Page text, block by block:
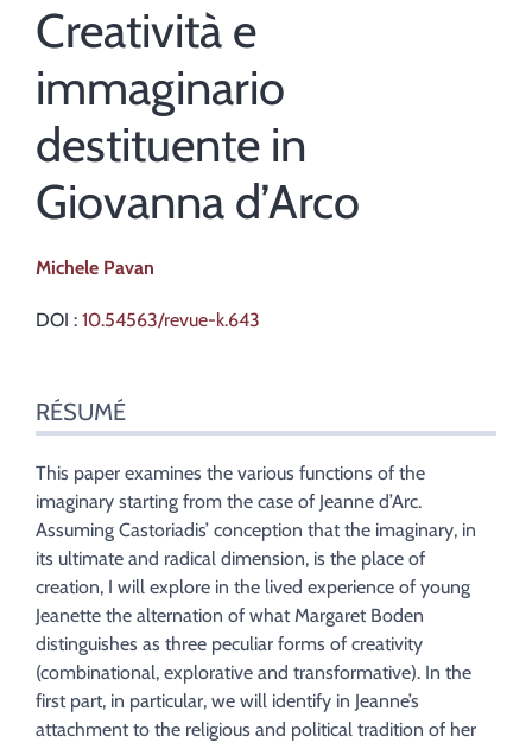
Creatività e
immaginario
destituente in
Giovanna d’Arco
Michele Pavan
DOI : 10.54563/revue-k.643
Index
Plan
Texte
Bibliographie
Notes
Citer cet article
Auteur
RÉSUMÉ
This paper examines the various functions of the
imaginary starting from the case of Jeanne d’Arc.
Assuming Castoriadis’ conception that the imaginary, in
its ultimate and radical dimension, is the place of
creation, I will explore in the lived experience of young
Jeanette the alternation of what Margaret Boden
distinguishes as three peculiar forms of creativity
(combinational, explorative and transformative). In the
first part, in particular, we will identify in Jeanne’s
attachment to the religious and political tradition of her